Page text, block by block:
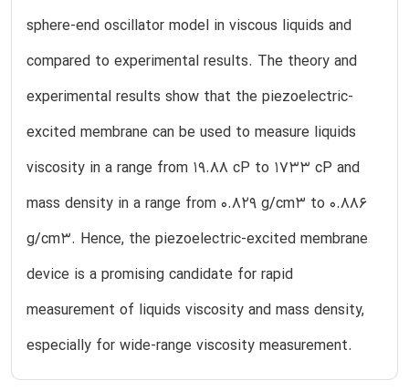
sphere-end oscillator model in viscous liquids and
compared to experimental results. The theory and
experimental results show that the piezoelectric-
excited membrane can be used to measure liquids
viscosity in a range from 19.88 cP to 1733 cP and
mass density in a range from 0.829 g/cm3 to 0.886
g/cm3. Hence, the piezoelectric-excited membrane
device is a promising candidate for rapid
measurement of liquids viscosity and mass density,
especially for wide-range viscosity measurement.